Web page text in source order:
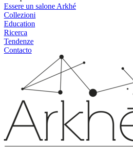
Essere un salone Arkhé
Collezioni
Education
Ricerca
Tendenze
Contacto